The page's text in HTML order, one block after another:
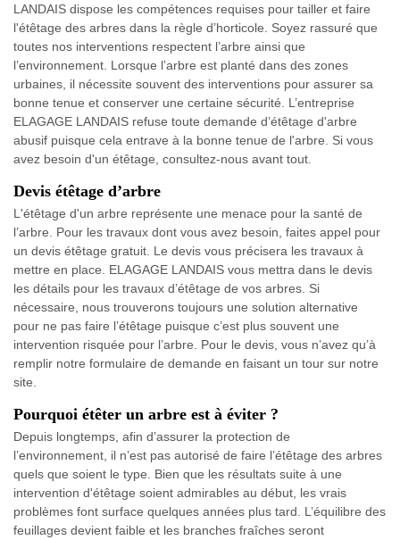
LANDAIS dispose les compétences requises pour tailler et faire
l'étêtage des arbres dans la règle d’horticole. Soyez rassuré que
toutes nos interventions respectent l’arbre ainsi que
l’environnement. Lorsque l’arbre est planté dans des zones
urbaines, il nécessite souvent des interventions pour assurer sa
bonne tenue et conserver une certaine sécurité. L’entreprise
ELAGAGE LANDAIS refuse toute demande d’étêtage d'arbre
abusif puisque cela entrave à la bonne tenue de l'arbre. Si vous
avez besoin d'un étêtage, consultez-nous avant tout.
Devis étêtage d’arbre
L'étêtage d'un arbre représente une menace pour la santé de
l’arbre. Pour les travaux dont vous avez besoin, faites appel pour
un devis étêtage gratuit. Le devis vous précisera les travaux à
mettre en place. ELAGAGE LANDAIS vous mettra dans le devis
les détails pour les travaux d’étêtage de vos arbres. Si
nécessaire, nous trouverons toujours une solution alternative
pour ne pas faire l’étêtage puisque c’est plus souvent une
intervention risquée pour l’arbre. Pour le devis, vous n’avez qu’à
remplir notre formulaire de demande en faisant un tour sur notre
site.
Pourquoi étêter un arbre est à éviter ?
Depuis longtemps, afin d’assurer la protection de
l’environnement, il n’est pas autorisé de faire l’étêtage des arbres
quels que soient le type. Bien que les résultats suite à une
intervention d'étêtage soient admirables au début, les vrais
problèmes font surface quelques années plus tard. L’équilibre des
feuillages devient faible et les branches fraîches seront